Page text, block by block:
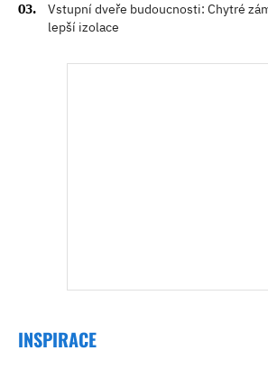
Vstupní dveře budoucnosti: Chytré
lepší izolace
INSPIRACE